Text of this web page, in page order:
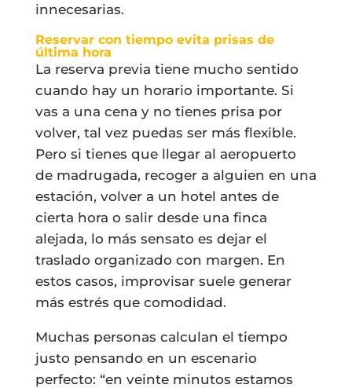
innecesarias.
Reservar con tiempo evita prisas de
última hora
La reserva previa tiene mucho sentido
cuando hay un horario importante. Si
vas a una cena y no tienes prisa por
volver, tal vez puedas ser más flexible.
Pero si tienes que llegar al aeropuerto
de madrugada, recoger a alguien en una
estación, volver a un hotel antes de
cierta hora o salir desde una finca
alejada, lo más sensato es dejar el
traslado organizado con margen. En
estos casos, improvisar suele generar
más estrés que comodidad.
Muchas personas calculan el tiempo
justo pensando en un escenario
perfecto: “en veinte minutos estamos